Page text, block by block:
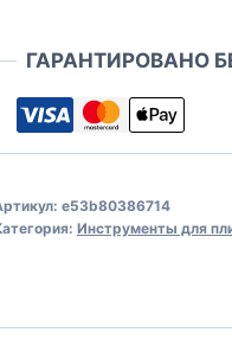
ГАРАНТИРОВАНО
e53b80386714
Инструменты для